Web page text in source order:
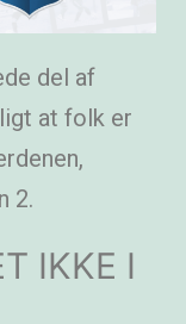
del af
at folk er
2.
IKKE I